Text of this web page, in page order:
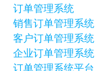
订单管理系统
销售订单管理系统
客户订单管理系统
企业订单管理系统
订单管理系统平台